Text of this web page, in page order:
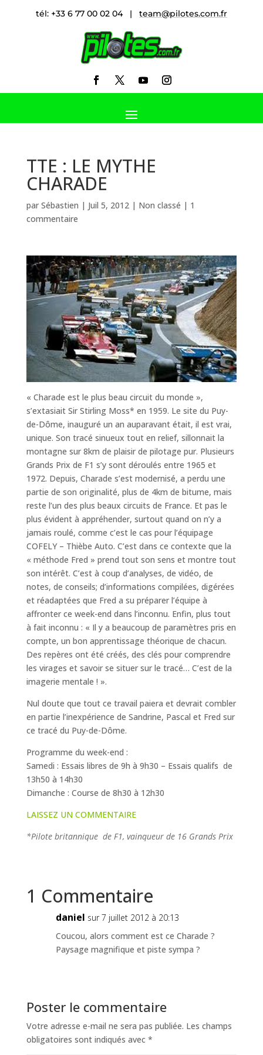
tél: +33 6 77 00 02 04 | team@pilotes.com.fr
TTE : LE MYTHE
CHARADE
par Sébastien | Juil 5, 2012| Non classé | 1
commentaire
« Charade est le plus beau circuit du monde »,
s’extasiait Sir Stirling Moss* en 1959. Le site du Puy-
de-Dôme, inauguré un an auparavant était, il est vrai,
unique. Son tracé sinueux tout en relief, sillonnait la
montagne sur 8km de plaisir de pilotage pur. Plusieurs
Grands Prix de F1 s’y sont déroulés entre 1965 et
1972. Depuis, Charade s’est modernisé, a perdu une
partie de son originalité, plus de 4km de bitume, mais
reste l’un des plus beaux circuits de France. Et pas le
plus évident à appréhender, surtout quand on n’y a
jamais roulé, comme c’est le cas pour l’équipage
COFELY – Thièbe Auto. C’est dans ce contexte que la
« méthode Fred » prend tout son sens et montre tout
son intérêt. C’est à coup d’analyses, de vidéo, de
notes, de conseils; d’informations compilées, digérées
et réadaptées que Fred a su préparer l’équipe à
affronter ce week-end dans l’inconnu. Enfin, plus tout
à fait inconnu : « Il y a beaucoup de paramètres pris en
compte, un bon apprentissage théorique de chacun.
Des repères ont été créés, des clés pour comprendre
les virages et savoir se situer sur le tracé… C’est de la
imagerie mentale ! ».
Nul doute que tout ce travail paiera et devrait combler
en partie l’inexpérience de Sandrine, Pascal et Fred sur
ce tracé du Puy-de-Dôme.
Programme du week-end :
Samedi : Essais libres de 9h à 9h30 – Essais qualifs de
13h50 à 14h30
Dimanche : Course de 8h30 à 12h30
LAISSEZ UN COMMENTAIRE
*Pilote britannique de F1, vainqueur de 16 Grands Prix
1 Commentaire
daniel sur 7 juillet 2012 à 20:13
Coucou, alors comment est ce Charade ?
Paysage magnifique et piste sympa ?
Poster le commentaire
Votre adresse e-mail ne sera pas publiée. Les champs
obligatoires sont indiqués avec *